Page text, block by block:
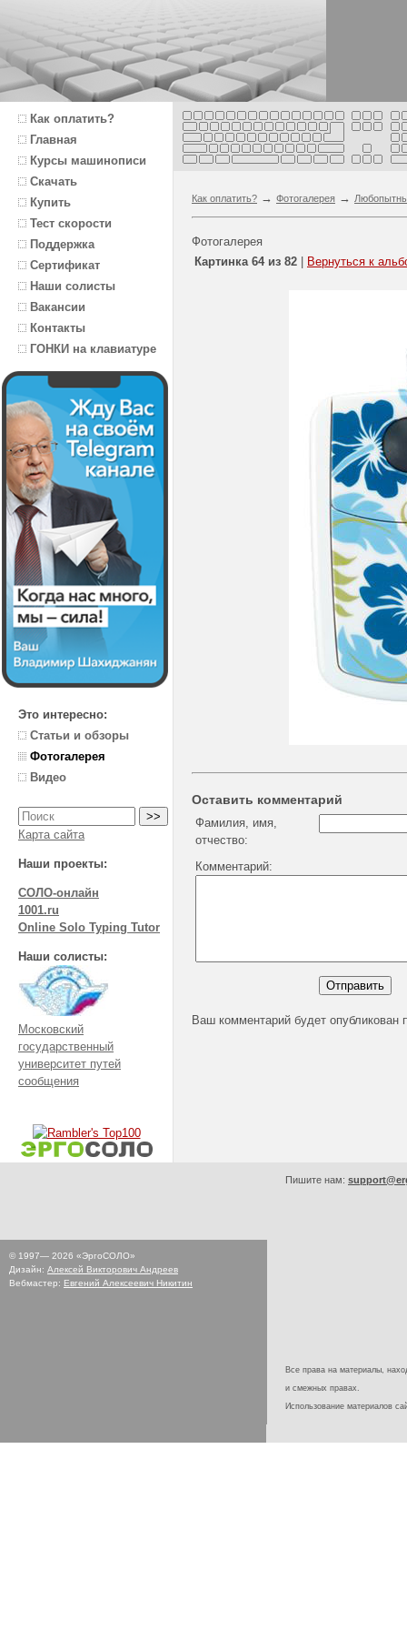
Как оплатить?
Главная
Курсы машинописи
Скачать
Купить
Тест скорости
Поддержка
Сертификат
Наши солисты
Вакансии
Контакты
ГОНКИ на клавиатуре
Это интересно:
Статьи и обзоры
Фотогалерея
Видео
Карта сайта
Наши проекты:
СОЛО-онлайн
1001.ru
Online Solo Typing Tutor
Наши солисты:
Московский
государственный
университет путей
сообщения
Как оплатить? → Фотогалерея →
Фотогалерея
Картинка 64 из 82 | Вернуться к
Оставить комментарий
Фамилия, имя,
отчество:
Комментарий:
Ваш комментарий будет опубликован
© 1997— 2026 «ЭргоСОЛО»
Дизайн: Алексей Викторович Андреев
Вебмастер: Евгений Алексеевич Никитин
Пишите нам:
Все права на материалы,
и смежных правах.
Использование материалов